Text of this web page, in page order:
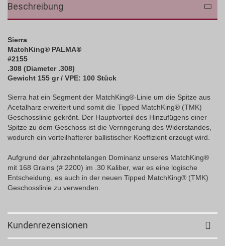
Beschreibung
Sierra
MatchKing® PALMA®
#2155
.308 (Diameter .308)
Gewicht 155 gr / VPE: 100 Stück
Sierra hat ein Segment der MatchKing®-Linie um die Spitze aus
Acetalharz erweitert und somit die Tipped MatchKing® (TMK)
Geschosslinie gekrönt. Der Hauptvorteil des Hinzufügens einer
Spitze zu dem Geschoss ist die Verringerung des Widerstandes,
wodurch ein vorteilhafterer ballistischer Koeffizient erzeugt wird.
Aufgrund der jahrzehntelangen Dominanz unseres MatchKing®
mit 168 Grains (# 2200) im .30 Kaliber, war es eine logische
Entscheidung, es auch in der neuen Tipped MatchKing® (TMK)
Geschosslinie zu verwenden.
Kundenrezensionen